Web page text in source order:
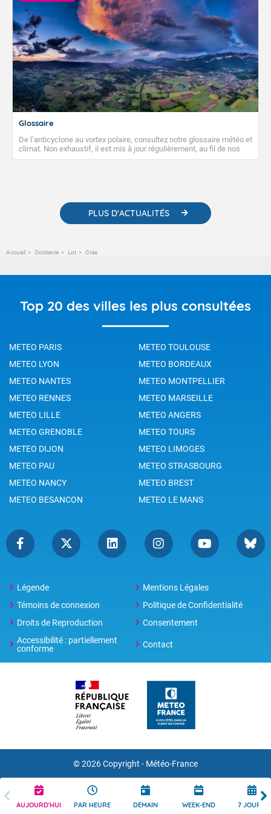
AUJOURD'HUI PAR HEURE DEMAIN WEEK-END 7 JOURS
Glossaire
De l’anticyclone au vortex polaire, consultez notre glossaire météo et
climat. Non exhaustif, il est mis à jour régulièrement, au fil de nos
publications. Vous y trouverez également des liens utiles vers nos
PLUS D'ACTUALITÉS
Accueil Occitanie Lot Cras
Top 20 des villes les plus consultées
METEO PARIS
METEO TOULOUSE
METEO LYON
METEO BORDEAUX
METEO NANTES
METEO MONTPELLIER
METEO RENNES
METEO MARSEILLE
METEO LILLE
METEO ANGERS
METEO GRENOBLE
METEO TOURS
METEO DIJON
METEO LIMOGES
METEO PAU
METEO STRASBOURG
METEO NANCY
METEO BREST
METEO BESANCON
METEO LE MANS
Légende
Mentions Légales
Témoins de connexion
Politique de Confidentialité
Droits de Reproduction
Consentement
Accessibilité : partiellement
conforme
Contact
© 2026 Copyright - Météo-France